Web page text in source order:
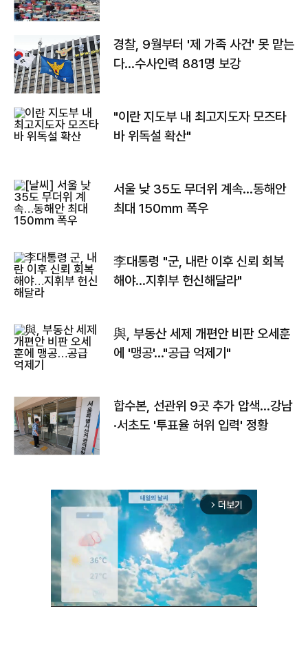
경찰, 9월부터 '제 가족 사건' 못 맡는
다…수사인력 881명 보강
"이란 지도부 내 최고지도자 모즈타
바 위독설 확산"
서울 낮 35도 무더위 계속…동해안
최대 150㎜ 폭우
李대통령 "군, 내란 이후 신뢰 회복
해야…지휘부 헌신해달라"
與, 부동산 세제 개편안 비판 오세훈
에 '맹공'…"공급 억제기"
합수본, 선관위 9곳 추가 압색…강남
·서초도 '투표율 허위 입력' 정황
arrow_forward_ios 더보기